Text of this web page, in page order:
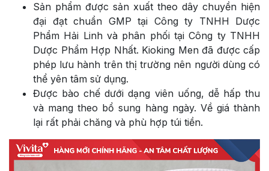
Sản phẩm được sản xuất theo dây chuyền hiện
đại đạt chuẩn GMP tại Công ty TNHH Dược
Phẩm Hải Linh và phân phối tạiCông ty TNHH
Dược Phẩm Hợp Nhất. Kioking Men đã được cấp
phép lưu hành trên thị trường nên người dùng có
thể yên tâm sử dụng.
Được bào chế dưới dạng viên uống, dễ hấp thu
và mang theo bổ sung hàng ngày. Về giá thành
lại rất phải chăng và phù hợp túi tiền.